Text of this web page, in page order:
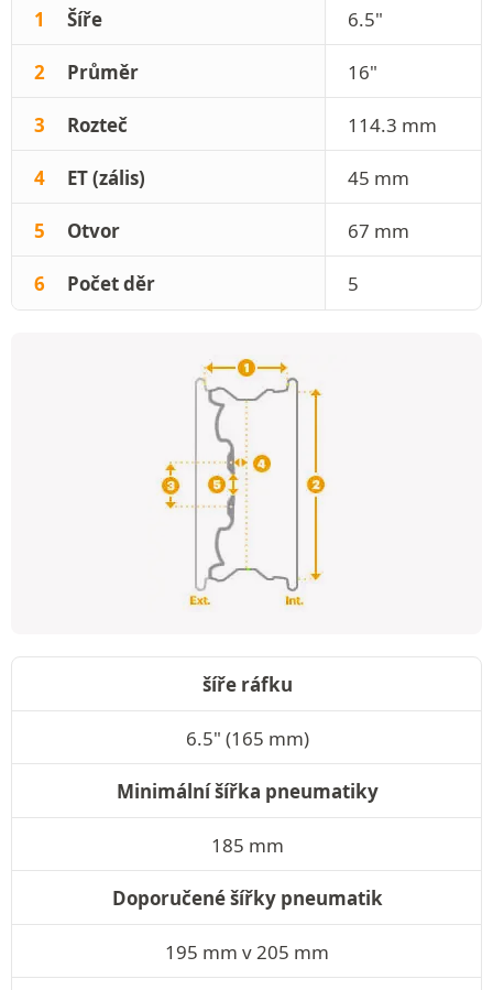
1 Šíře 6.5"
2 Průměr 16"
3 Rozteč 114.3 mm
4 ET (zális) 45 mm
5 Otvor 67 mm
6 Počet děr 5
šíře ráfku
6.5" (165 mm)
Minimální šířka pneumatiky
185 mm
Doporučené šířky pneumatik
195 mm v 205 mm